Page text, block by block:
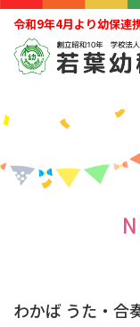
令和9年4月より幼保連
わかば うた・合